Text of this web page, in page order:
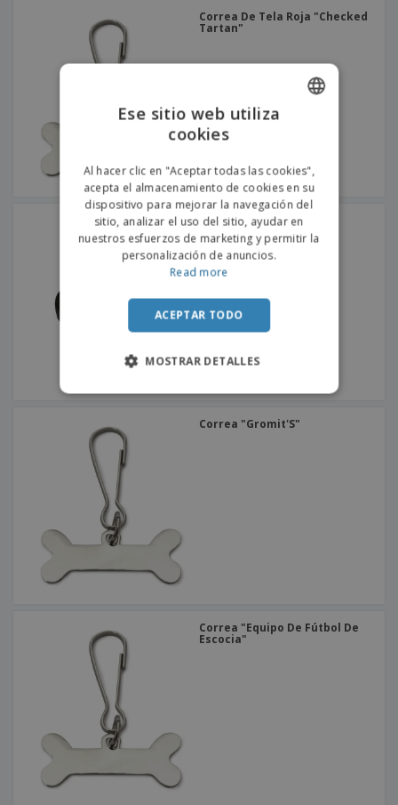
Correa De Tela Roja "Checked
Tartan"
Correa De Tela Negra
Correa "Gromit'S"
Correa "Equipo De Fútbol De
Escocia"
SPANISH
Ese sitio web utiliza
cookies
Al hacer clic en "Aceptar todas las cookies",
acepta el almacenamiento de cookies en su
dispositivo para mejorar la navegación del
sitio, analizar el uso del sitio, ayudar en
nuestros esfuerzos de marketing y permitir la
personalización de anuncios.
Read more
ACEPTAR TODO
MOSTRAR DETALLES